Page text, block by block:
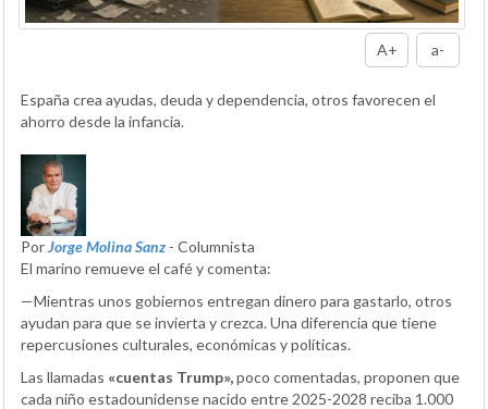
A+ a-
España crea ayudas, deuda y dependencia, otros favorecen el
ahorro desde la infancia.
PorJorge Molina Sanz - Columnista
El marino remueve el café y comenta:
—Mientras unos gobiernos entregan dinero para gastarlo, otros
ayudan para que se invierta y crezca. Una diferencia que tiene
repercusiones culturales, económicas y políticas.
Las llamadas «cuentas Trump»,poco comentadas, proponen que
cada niño estadounidense nacido entre 2025-2028 reciba 1.000